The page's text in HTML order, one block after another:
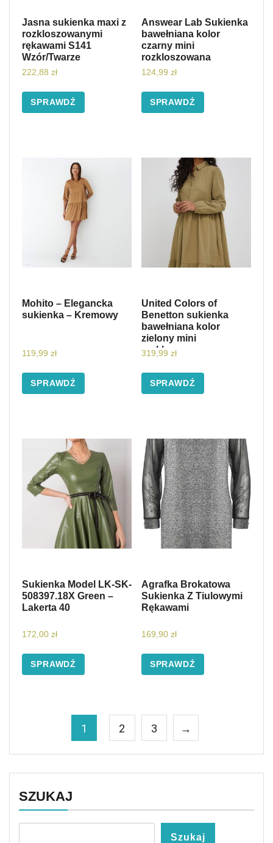
Jasna sukienka maxi z
rozkloszowanymi
rękawami S141
Wzór/Twarze
222,88 zł
SPRAWDŹ
Answear Lab Sukienka
bawełniana kolor
czarny mini
rozkloszowana
124,99 zł
SPRAWDŹ
Mohito – Elegancka
sukienka – Kremowy
119,99 zł
SPRAWDŹ
United Colors of
Benetton sukienka
bawełniana kolor
zielony mini
rozkloszowana
319,99 zł
SPRAWDŹ
Sukienka Model LK-SK-
508397.18X Green –
Lakerta 40
172,00 zł
SPRAWDŹ
Agrafka Brokatowa
Sukienka Z Tiulowymi
Rękawami
169,90 zł
SPRAWDŹ
1 2 3 →
SZUKAJ
Szukaj